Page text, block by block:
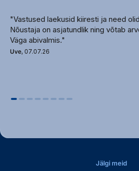
"Vastused laekusid kiiresti ja need
Nõustaja on asjatundlik ning võtab
Väga abivalmis."
Uve, 07.07.26
Jälgi meid